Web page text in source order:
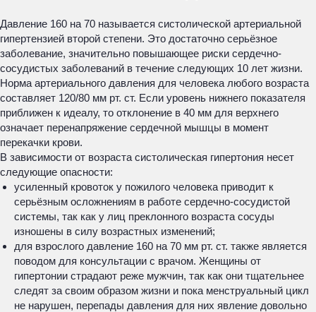
Давление 160 на 70 называется систолической артериальной
гипертензией второй степени. Это достаточно серьёзное
заболевание, значительно повышающее риски сердечно-
сосудистых заболеваний в течение следующих 10 лет жизни.
Норма артериального давления для человека любого возраста
составляет 120/80 мм рт. ст. Если уровень нижнего показателя
приближен к идеалу, то отклонение в 40 мм для верхнего
означает перенапряжение сердечной мышцы в момент
перекачки крови.
В зависимости от возраста систолическая гипертония несет
следующие опасности:
усиленный кровоток у пожилого человека приводит к
серьёзным осложнениям в работе сердечно-сосудистой
системы, так как у лиц преклонного возраста сосуды
изношены в силу возрастных изменений;
для взрослого давление 160 на 70 мм рт. ст. также является
поводом для консультации с врачом. Женщины от
гипертонии страдают реже мужчин, так как они тщательнее
следят за своим образом жизни и пока менструальный цикл
не нарушен, перепады давления для них явление довольно